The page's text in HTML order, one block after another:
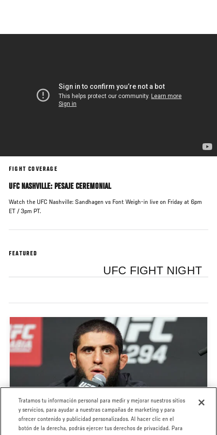
contenido
FIGHT COVERAGE
UFC NASHVILLE: PESAJE CEREMONIAL
Watch the UFC Nashville: Sandhagen vs Font Weigh-in live on Friday at 6pm
ET / 3pm PT.
FEATURED
UFC FIGHT NIGHT
UFC 302: CONFERENCIA DE PRENSA
Tratamos tu información personal para medir y mejorar nuestros sitios
y servicios, para ayudar a nuestras campañas de marketing y para
ofrecer contenido y publicidad personalizados. Al hacer clic en el
botón de la derecha, podrás ejercer tus derechos de privacidad. Para